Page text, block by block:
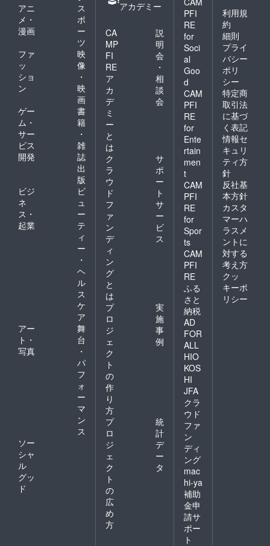
アニ
メ・
漫画
ス
ポ
ー
ツ
ファ
ッ
ショ
ン
映
像
・
映
画
ゲー
ム・
サー
ビス
開発
書
籍
・
雑
誌
出
版
ビジ
ネ
ス・
起業
ビ
ュ
ー
テ
ィ
ー
・
ヘ
ル
ス
ケ
ア
アー
ト・
写真
舞
台
・
パ
フ
ォ
ー
マ
ン
ス
ソー
シャ
ル
グッ
ド
アカデミー
CA
MP
FI
RE
ア
カ
デ
ミ
ー
と
は
説
明
会
・
相
談
会
ク
ラ
ウ
ド
フ
ァ
ン
デ
ィ
ン
グ
と
は
サ
ポ
ー
ト
サ
ー
ビ
ス
プ
ロ
ジ
ェ
ク
ト
の
作
り
方
実
施
事
例
プ
ロ
ジ
ェ
ク
ト
の
広
め
方
統
計
デ
ー
タ
PFI
RE
for
Soci
al
Goo
d
CAM
PFI
RE
for
Ente
rtain
men
t
CAM
PFI
RE
for
Spor
ts
CAM
PFI
RE
ふる
さと
納税
AD
FOR
ALL
HIO
KOS
HI
JFA
クラ
ウド
ファ
ン
ディ
ング
mac
hi-ya
補助
金申
請サ
ポー
ト
利用規
約
細則
プライ
バシー
ポリ
シー
特定商
取引法
に基づ
く表記
情報セ
キュリ
ティ方
針
反社基
本方針
カスタ
マーハ
ラスメ
ントに
対する
考え方
クッ
キーポ
リシー